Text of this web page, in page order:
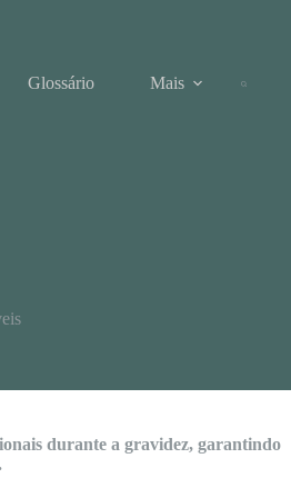
Glossário Mais
durante a gravidez, garantindo